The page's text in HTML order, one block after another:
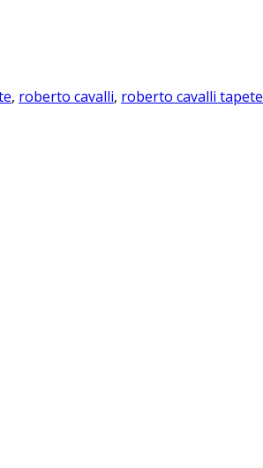
, roberto cavalli, roberto cavalli tapete